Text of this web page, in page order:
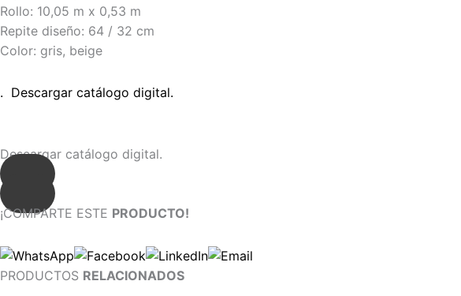
Rollo: 10,05 m x 0,53 m
Repite diseño: 64 / 32 cm
Color: gris, beige
. Descargar catálogo digital.
Descargar catálogo digital.
¡COMPARTE ESTE PRODUCTO!
PRODUCTOS RELACIONADOS